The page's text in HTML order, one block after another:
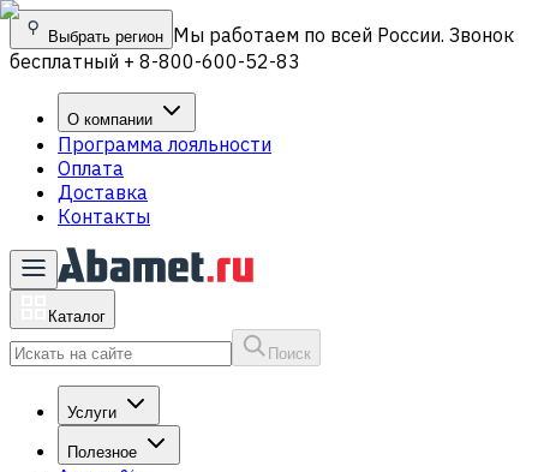
Выбрать регион Мы работаем по всей России. Звонок
бесплатный + 8-800-600-52-83
О компании
Программа лояльности
Оплата
Доставка
Контакты
Каталог
Поиск
Услуги
Полезное